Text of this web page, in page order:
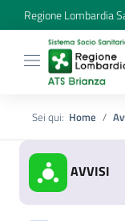
Regione Lombardia
Sei qui: Home
AVVISI